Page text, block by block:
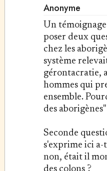
Anonyme
Un
poser deux
chez les
système
gérontacratie,
hommes qui
ensemble.
des
Seconde
s'exprime ici a-
non, était il